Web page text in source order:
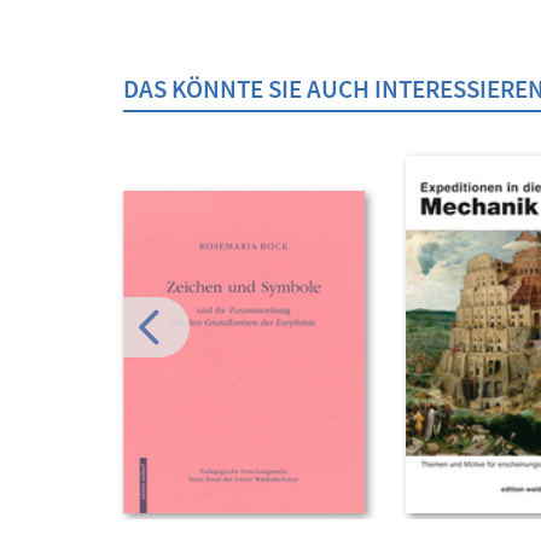
DAS KÖNNTE SIE AUCH